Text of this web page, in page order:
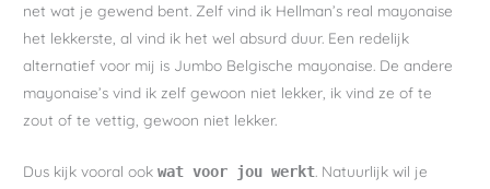
net wat je gewend bent. Zelf vind ik Hellman’s real mayonaise
het lekkerste, al vind ik het wel absurd duur. Een redelijk
alternatief voor mij is Jumbo Belgische mayonaise. De andere
mayonaise’s vind ik zelf gewoon niet lekker, ik vind ze of te
zout of te vettig, gewoon niet lekker.
Dus kijk vooral ookwat voor jou werkt. Natuurlijk wil je